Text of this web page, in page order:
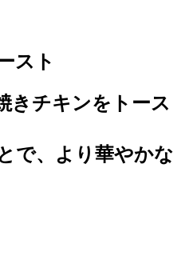
スト
きチキンをトース
で、より華やかな